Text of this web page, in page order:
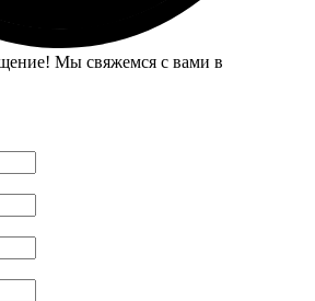
Мы свяжемся с вами в